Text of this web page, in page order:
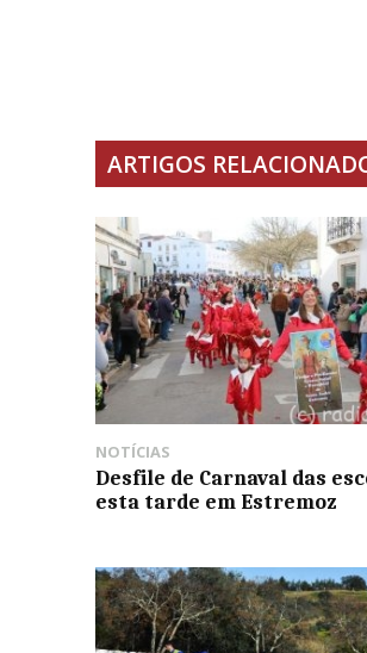
ARTIGOS
NOTÍCIAS
Desfile de Carnaval das
esta tarde em Estremoz